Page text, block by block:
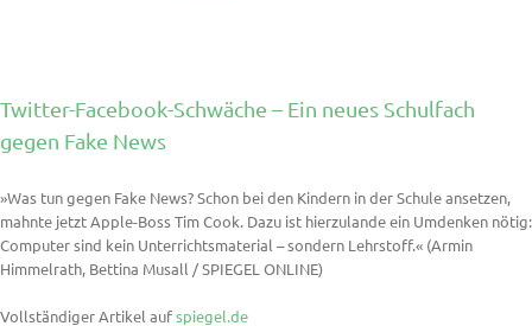
Twitter-Facebook-Schwäche – Ein neues Schulfach
gegen Fake News
»Was tun gegen Fake News? Schon bei den Kindern in der Schule ansetzen,
mahnte jetzt Apple-Boss Tim Cook. Dazu ist hierzulande ein Umdenken nötig:
Computer sind kein Unterrichtsmaterial – sondern Lehrstoff.« (Armin
Himmelrath, Bettina Musall / SPIEGEL ONLINE)
Vollständiger Artikel aufspiegel.de